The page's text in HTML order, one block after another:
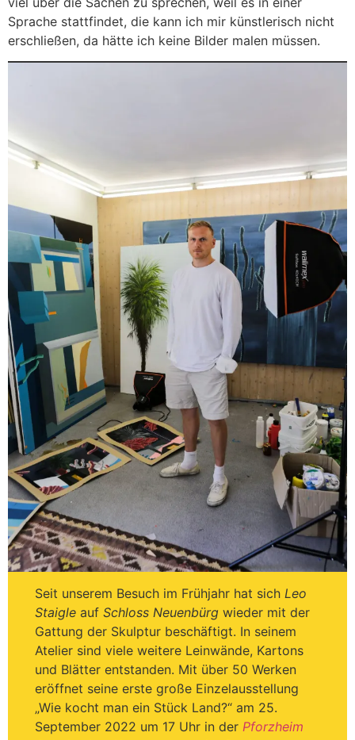
Sprache stattfindet, die kann ich mir künstlerisch nicht
erschließen, da hätte ich keine Bilder malen müssen.
Seit unserem Besuch im Frühjahr hat sich Leo
Staigle aufSchloss Neuenbürgwieder mit der
Gattung der Skulptur beschäftigt. In seinem
Atelier sind viele weitere Leinwände, Kartons
und Blätter entstanden. Mit über 50 Werken
eröffnet seine erste große Einzelausstellung
„Wie kocht man ein Stück Land?“ am 25.
September 2022 um 17 Uhr in der Pforzheim